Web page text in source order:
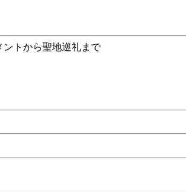
メントから聖地巡礼まで